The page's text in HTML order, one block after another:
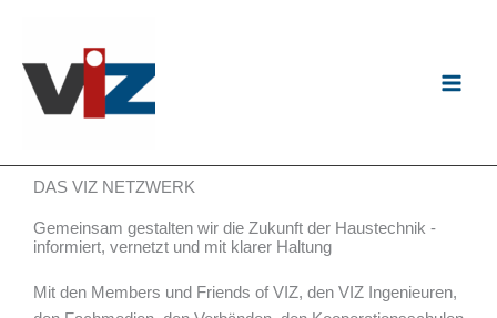
springen
DAS VIZ NETZWERK
Gemeinsam gestalten wir die Zukunft der Haustechnik -
informiert, vernetzt und mit klarer Haltung
Mit den Members und Friends of VIZ, den VIZ Ingenieuren,